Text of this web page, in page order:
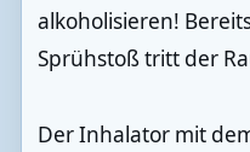
alkoholisieren!
Sprühstoß tritt der
Der Inhalator mit